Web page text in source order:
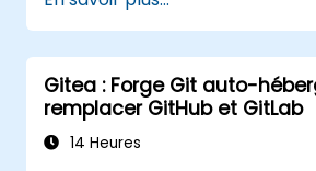
jusqu’au déploiement sur
workflows collaboratifs en
programme guide les
les outils utilitaires de Git et
personnalisation, fournissant des
connaissances applicables
Gitea : Forge Git auto-
remplacer GitHub et GitLab
14 Heures